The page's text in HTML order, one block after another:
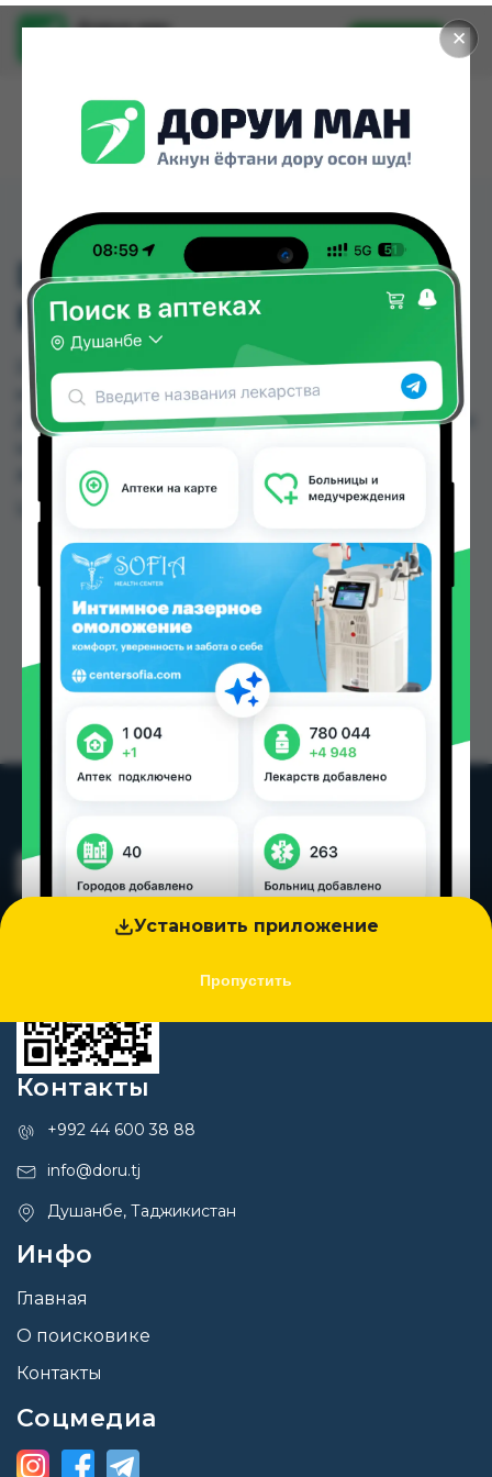
✕
Установить приложение
Пропустить
Доруи ман
Установить
DEXAMETHASON ABZ 8
MG/2 ML
DEXAMETHASON ABZ 8 MG/2 ML можно купить
или заказать в аптеках, Дорухона Олмони №1,
Дорухона Олмони №2, Дорухона Олмони №3 по
других городах Таджикистана
Цена: от160.00 TJS
Контакты
+992 44 600 38 88
info@doru.tj
Душанбе, Таджикистан
Инфо
Главная
О поисковике
Контакты
Соцмедиа